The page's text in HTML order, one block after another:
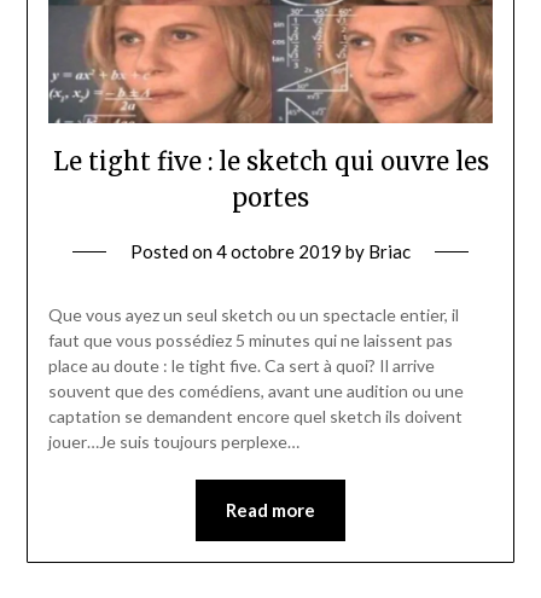
Le tight five : le sketch qui ouvre les
portes
Posted on4 octobre 2019 by Briac
Que vous ayez un seul sketch ou un spectacle entier, il
faut que vous possédiez 5 minutes qui ne laissent pas
place au doute : le tight five. Ca sert à quoi? Il arrive
souvent que des comédiens, avant une audition ou une
captation se demandent encore quel sketch ils doivent
jouer…Je suis toujours perplexe…
Read more